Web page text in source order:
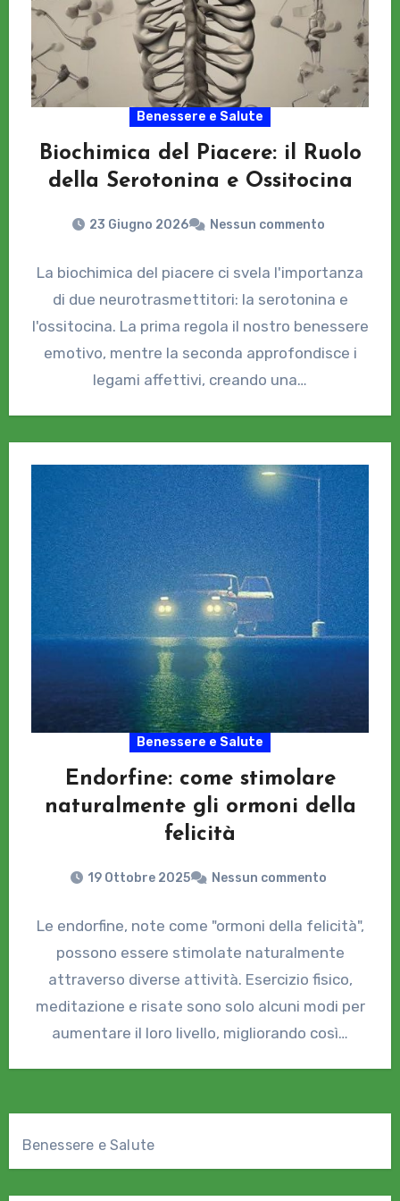
Benessere e Salute
Biochimica del Piacere: il Ruolo
della Serotonina e Ossitocina
23 Giugno 2026 Nessun commento
La biochimica del piacere ci svela l'importanza
di due neurotrasmettitori: la serotonina e
l'ossitocina. La prima regola il nostro benessere
emotivo, mentre la seconda approfondisce i
legami affettivi, creando una…
Benessere e Salute
Endorfine: come stimolare
naturalmente gli ormoni della
felicità
19 Ottobre 2025 Nessun commento
Le endorfine, note come "ormoni della felicità",
possono essere stimolate naturalmente
attraverso diverse attività. Esercizio fisico,
meditazione e risate sono solo alcuni modi per
aumentare il loro livello, migliorando così…
Benessere e Salute